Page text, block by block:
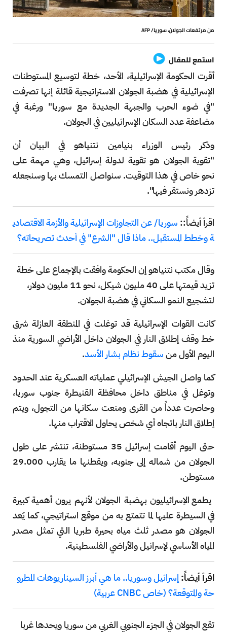
من مرتفعات الجولان، سوريا/ AFP
استمع للمقال
أقرت الحكومة الإسرائيلية، الأحد، خطة لتوسيع المستوطنات
الإسرائيلية في هضبة الجولان الاستراتيجية قائلة إنها تصرفت
"في ضوء الحرب والجبهة الجديدة مع سوريا" ورغبة في
مضاعفة عدد السكان الإسرائيليين في الجولان.
وذكر رئيس الوزراء بنيامين نتنياهو في البيان أن
"تقوية الجولان هو تقوية لدولة إسرائيل، وهي مهمة على
نحو خاص في هذا التوقيت. سنواصل التمسك بها وسنجعله
تزدهر ونستقر فيها".
اقرأ أيضاً:: سوريا/ عن التجاوزات الإسرائيلية والأزمة الاقتصادي
ة وخطط المستقبل.. ماذا قال "الشرع" في أحدث تصريحاته؟
وقال مكتب نتنياهو إن الحكومة وافقت بالإجماع على خطة
تزيد قيمتها على 40 مليون شيكل، نحو 11 مليون دولار،
لتشجيع النمو السكاني في هضبة الجولان.
كانت القوات الإسرائيلية قد توغلت في المنطقة العازلة شرق
خط وقف إطلاق النار في الجولان داخل الأراضي السورية منذ
اليوم الأول منسقوط نظام بشار الأسد.
كما واصل الجيش الإسرائيلي عملياته العسكرية عند الحدود
وتوغل في مناطق داخل محافظة القنيطرة جنوب سوريا،
وحاصرت عدداً من القرى ومنعت سكانها من التجول، ويتم
إطلاق النار باتجاه أي شخص يحاول الاقتراب منها.
حتى اليوم أقامت إسرائيل 35 مستوطنة، تنتشر على طول
الجولان من شماله إلى جنوبه، ويقطنها ما يقارب 29.000
مستوطن.
يطمع الإسرائيليون بهضبة الجولان لأنهم يرون أهمية كبيرة
في السيطرة عليها لما تتمتع به من موقع استراتيجي، كما يُعد
الجولان هو مصدر ثلث مياه بحيرة طبريا التي تمثل مصدر
المياه الأساسي لإسرائيل والأراضي الفلسطينية.
اقرأ أيضاً: إسرائيل وسوريا.. ما هي أبرز السيناريوهات المطرو
حة والمتوقعة؟ (خاص CNBC عربية)
تقع الجولان في الجزء الجنوبي الغربي من سوريا ويحدها غربا